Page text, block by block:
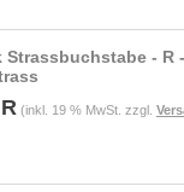
Strassbuchstabe - R
(inkl. 19 % MwSt. zzgl.